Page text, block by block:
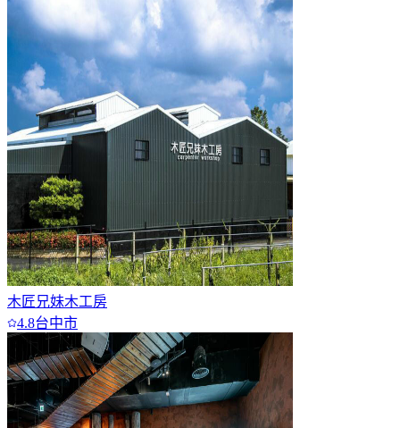
木匠兄妹木工房
4.8台中市